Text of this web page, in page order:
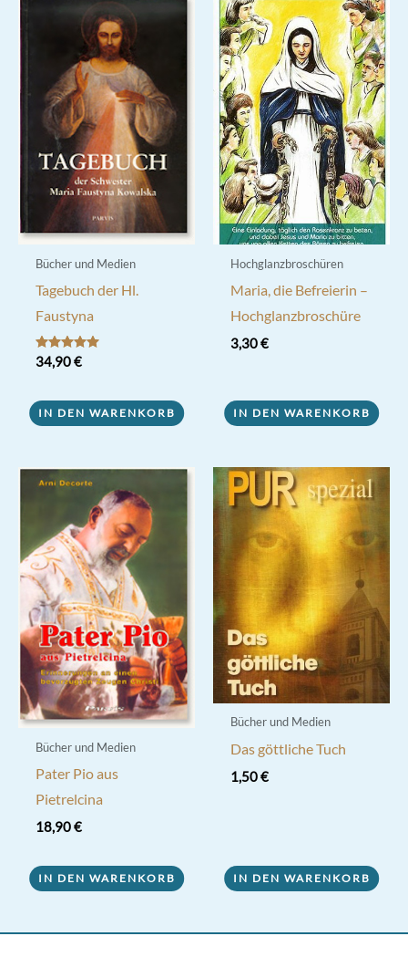
Bücher und Medien
Tagebuch der Hl.
Faustyna
Bewertet mit
5.00
34,90€
IN DEN WARENKORB
Hochglanzbroschüren
Maria, die Befreierin –
Hochglanzbroschüre
3,30€
IN DEN WARENKORB
Bücher und Medien
Pater Pio aus
Pietrelcina
18,90€
IN DEN WARENKORB
Bücher und Medien
Das göttliche Tuch
1,50€
IN DEN WARENKORB